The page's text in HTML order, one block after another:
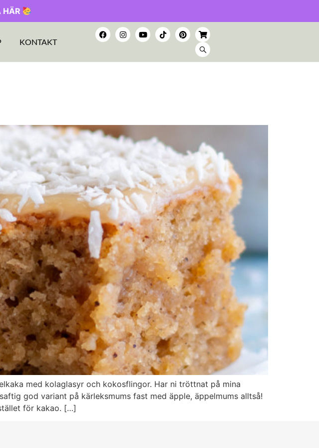
HÄR
KONTAKT
med kolaglasyr och kokosflingor. Har ni tröttnat på mina
god variant på kärleksmums fast med äpple, äppelmums alltså!
för kakao. […]